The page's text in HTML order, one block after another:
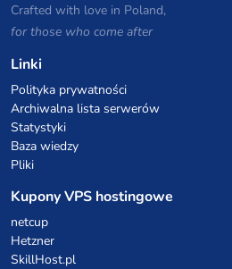
Crafted with love in Poland,
for those who come after
Linki
Polityka prywatności
Archiwalna lista serwerów
Statystyki
Baza wiedzy
Pliki
Kupony VPS hostingowe
netcup
Hetzner
SkillHost.pl